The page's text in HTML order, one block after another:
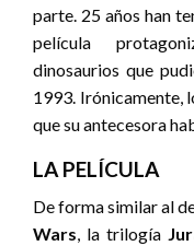
parte. 25 años han
película
dinosaurios que
1993. Irónicamente,
que su antecesora
LA PELÍCULA
De forma similar al
Wars, la trilogía